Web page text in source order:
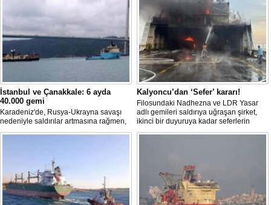
İstanbul ve Çanakkale: 6 ayda
40.000 gemi
Karadeniz'de, Rusya-Ukrayna savaşı
nedeniyle saldırılar artmasına rağmen,
İstanbul ve Çanakkale boğazlarından,
Kalyoncu’dan ‘Sefer’ kararı!
Filosundaki Nadhezna ve LDR Yasar
adlı gemileri saldırıya uğraşan şirket,
ikinci bir duyuruya kadar seferlerin
durdurulduğunu açıkladı.